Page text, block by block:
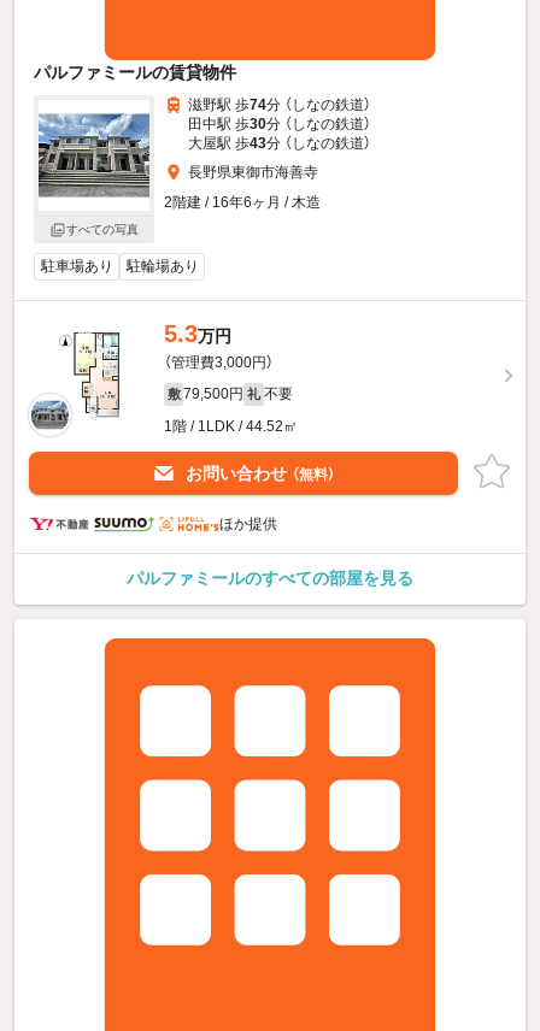
パルファミールの賃貸物件
すべての写真
滋野駅 歩74分 （しなの鉄道）
田中駅 歩30分 （しなの鉄道）
大屋駅 歩43分 （しなの鉄道）
長野県東御市海善寺
2階建 / 16年6ヶ月 / 木造
駐車場あり 駐輪場あり
5.3万円
（管理費3,000円）
敷 79,500円 礼 不要
1階 / 1LDK / 44.52㎡
お問い合わせ （無料）
ほか提供
パルファミールのすべての部屋を見る